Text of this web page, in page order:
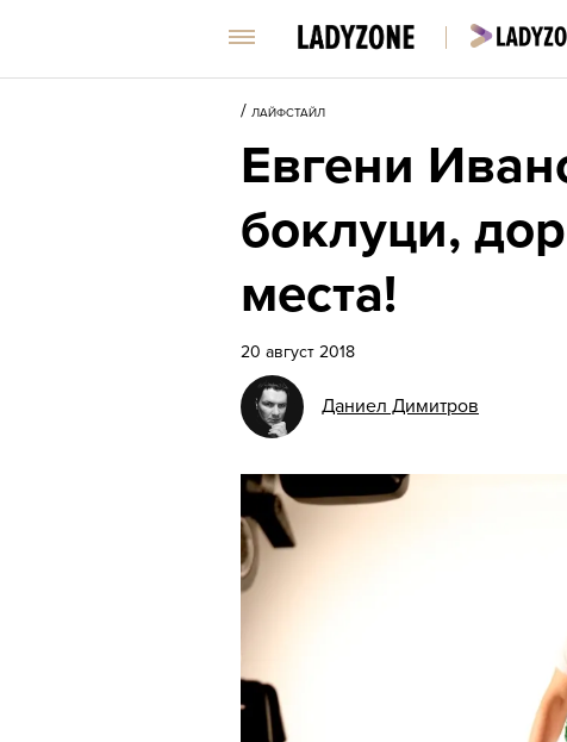
/ ЛАЙФСТАЙЛ
Евгени
боклуци,
места!
20 август 2018
Даниел Димитров